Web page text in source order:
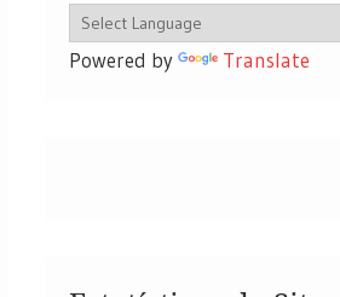
Powered by Translate